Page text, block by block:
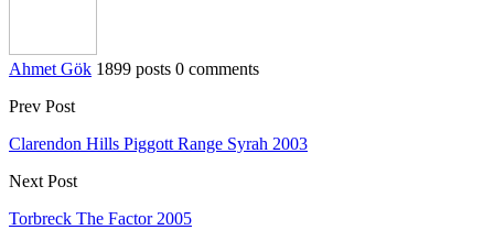
Ahmet Gök 1899 posts 0 comments
Prev Post
Clarendon Hills Piggott Range Syrah 2003
Next Post
Torbreck The Factor 2005